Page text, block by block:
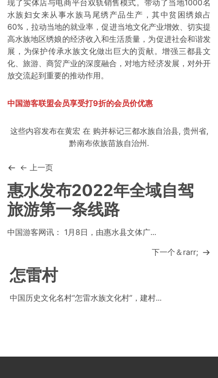
现了实体店与电商平台双轨销售模式。带动了当地1000名
水族妇女来从事水族马尾绣产品生产，其中贫困绣娘占
60%，拉动当地的就业率，促进当地文化产业增效、切实提
高水族地区绣娘的经济收入和生活质量，为促进社会和谐发
展，为保护传承水族文化做出巨大的贡献。增强三都县文
化、旅游、商贸产业的深度融合，对地方经济发展，对外开
放交流起到重要的推动作用。
中国游客联盟会员享受打9折的会员价优惠
这些内容发布在黄宏 在 购并标记三都水族自治县, 贵州省,
黔南布依族苗族自治州.
← 上一页
惠水发布2022年全域自驾
旅游第一条线路
中国游客网讯： 1月8日，由惠水县文体广...
下一个＆rarr;
怎雷村
中国历史文化名村“怎雷水族文化村”，建村...